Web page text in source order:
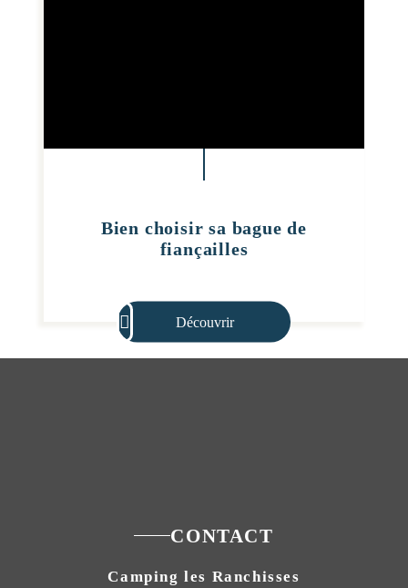
Bien choisir sa bague de
fiançailles
Découvrir
CONTACT
Camping les Ranchisses